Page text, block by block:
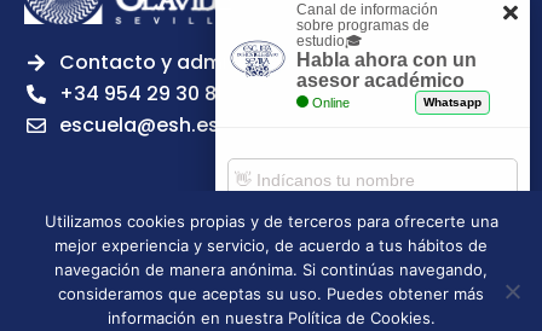
Contacto y admisiones
+34 954 29 30 81
escuela@esh.es
Aviso legal Política de Privacidad
Política de Cookies
Política de calidad
Tablón de anuncios
Escuela Superior de Hostelería de Sevilla | 2026 | Todos los
Utilizamos cookies propias y de terceros para ofrecerte una
mejor experiencia y servicio, de acuerdo a tus hábitos de
navegación de manera anónima. Si continúas navegando,
consideramos que aceptas su uso. Puedes obtener más
información en nuestra Política de Cookies.
Canal de información
sobre programas de
estudio🎓
Habla ahora con un
asesor académico
Online Whatsapp
Comenzar chat